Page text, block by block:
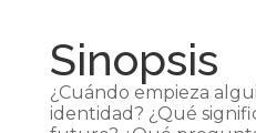
Sinopsis
¿Cuándo empieza
identidad? ¿Qué